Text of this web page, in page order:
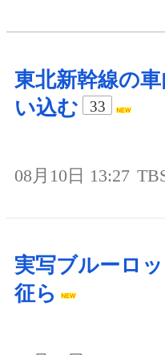
東北新幹線の
い込む
33
08月10日 13:27
実写ブルーロ
征ら